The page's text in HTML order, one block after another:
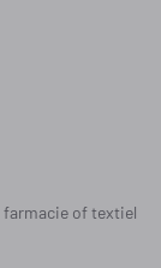
farmacie oftextiel